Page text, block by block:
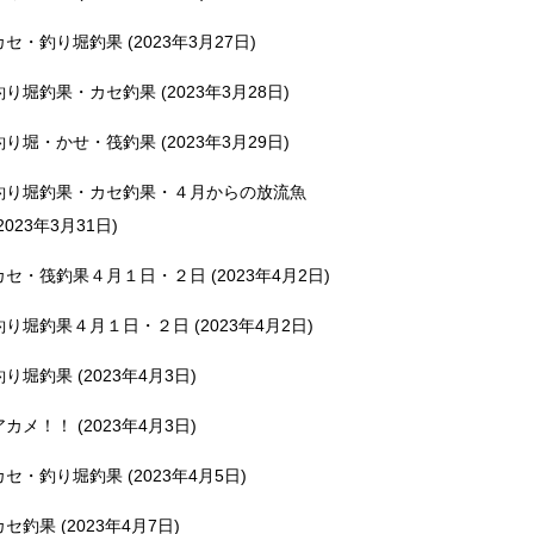
セ・釣り堀釣果 (2023年3月27日)
り堀釣果・カセ釣果 (2023年3月28日)
り堀・かせ・筏釣果 (2023年3月29日)
り堀釣果・カセ釣果・４月からの放流魚
年3月31日)
セ・筏釣果４月１日・２日 (2023年4月2日)
り堀釣果４月１日・２日 (2023年4月2日)
り堀釣果 (2023年4月3日)
カメ！！ (2023年4月3日)
セ・釣り堀釣果 (2023年4月5日)
セ釣果 (2023年4月7日)